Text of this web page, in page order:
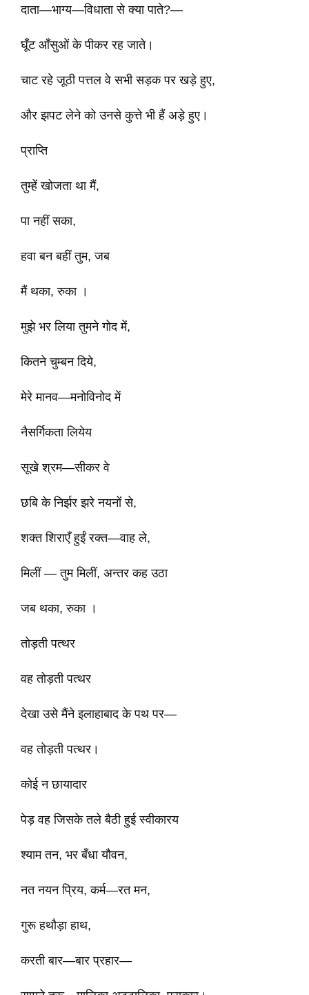
दाता—भाग्य—विधाता से क्या पाते?—
घूँट आँसुओं के पीकर रह जाते।
चाट रहे जूठी पत्तल वे सभी सड़क पर खड़े हुए,
और झपट लेने को उनसे कुत्ते भी हैं अड़े हुए।
प्राप्ति
तुम्हें खोजता था मैं,
पा नहीं सका,
हवा बन बहीं तुम, जब
मैं थका, रुका ।
मुझे भर लिया तुमने गोद में,
कितने चुम्बन दिये,
मेरे मानव—मनोविनोद में
नैसर्गिकता लियेय
सूखे श्रम—सीकर वे
छबि के निर्झर झरे नयनों से,
शक्त शिराएँ हुईं रक्त—वाह ले,
मिलीं — तुम मिलीं, अन्तर कह उठा
जब थका, रुका ।
तोड़ती पत्थर
वह तोड़ती पत्थर
देखा उसे मैंने इलाहाबाद के पथ पर—
वह तोड़ती पत्थर।
कोई न छायादार
पेड़ वह जिसके तले बैठी हुई स्वीकारय
श्याम तन, भर बँधा यौवन,
नत नयन प्रिय, कर्म—रत मन,
गुरू हथौड़ा हाथ,
करती बार—बार प्रहार—